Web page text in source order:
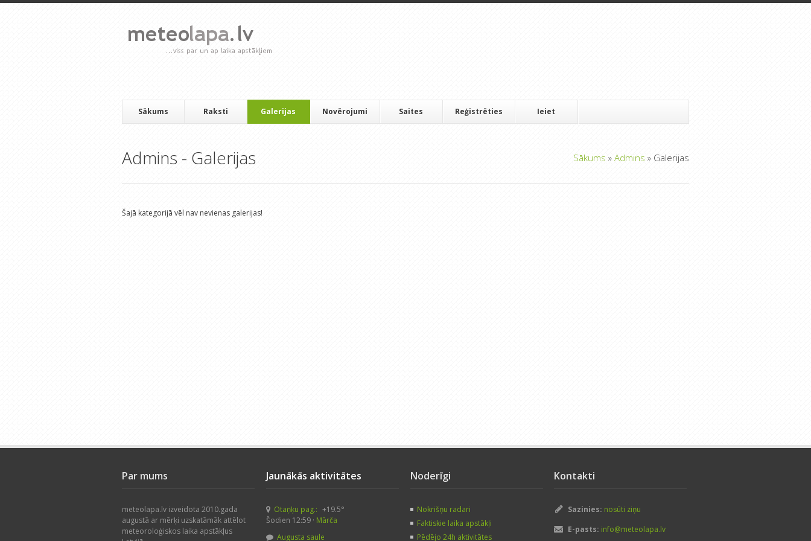
Sākums Raksti Galerijas Novērojumi Saites Reģistrēties Ieiet
Admins - Galerijas Sākums » Admins » Galerijas
Šajā kategorijā vēl nav nevienas galerijas!
Par mums
meteolapa.lv izveidota 2010.gada
augustā ar mērķi uzskatāmāk attēlot
meteoroloģiskos laika apstākļus
Jaunākās aktivitātes
Otaņķu pag.: +19.5°
Šodien 12:59 · Mārča
Augusta saule
Noderīgi
Nokrišņu radari
Faktiskie laika apstākļi
Pēdējo 24h aktivitātes
Kontakti
Sazinies: nosūti ziņu
E-pasts: info@meteolapa.lv